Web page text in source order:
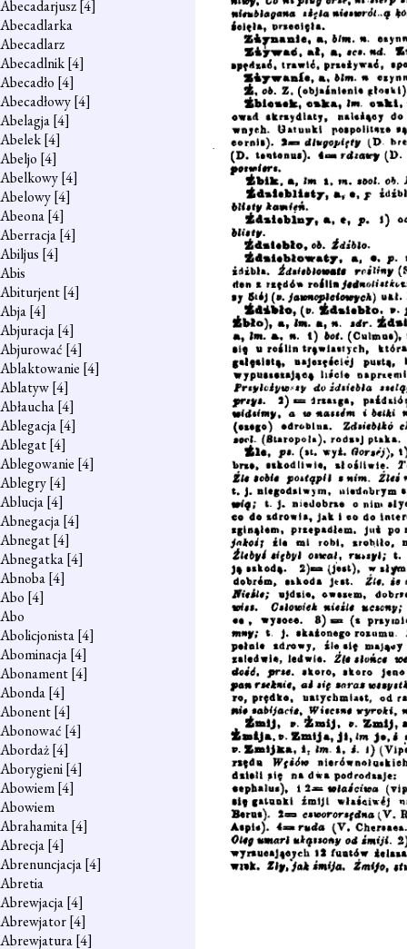
Abecadarjusz[4]
Abecadlarka
Abecadlarz
Abecadlnik[4]
Abecadło [4]
Abecadłowy[4]
Abelagja[4]
Abelek[4]
Abeljo [4]
Abelkowy[4]
Abelowy[4]
Abeona[4]
Aberracja[4]
Abiljus [4]
Abis
Abiturjent[4]
Abja[4]
Abjuracja[4]
Abjurować [4]
Ablaktowanie [4]
Ablatyw[4]
Abłaucha[4]
Ablegacja[4]
Ablegat[4]
Ablegowanie [4]
Ablegry[4]
Ablucja[4]
Abnegacja[4]
Abnegat[4]
Abnegatka[4]
Abnoba[4]
Abo [4]
Abo
Abolicjonista[4]
Abominacja[4]
Abonament[4]
Abonda[4]
Abonent[4]
Abonować [4]
Abordaż[4]
Aborygieni[4]
Abowiem[4]
Abowiem
Abrahamita[4]
Abrecja[4]
Abrenuncjacja[4]
Abretia
Abrewjacja[4]
Abrewjator[4]
Abrewjatura[4]